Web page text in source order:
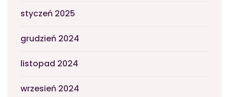
styczeń 2025
grudzień 2024
listopad 2024
wrzesień 2024